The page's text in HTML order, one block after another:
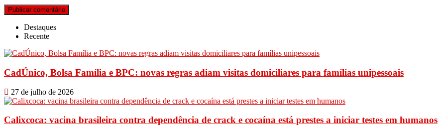
Destaques
Recente
CadÚnico, Bolsa Família e BPC: novas regras adiam visitas domiciliares para famílias unipessoais
27 de julho de 2026
Calixcoca: vacina brasileira contra dependência de crack e cocaína está prestes a iniciar testes em humanos